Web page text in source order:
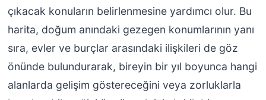
çıkacak konuların belirlenmesine yardımcı olur. Bu
harita, doğum anındaki gezegen konumlarının yanı
sıra, evler ve burçlar arasındaki ilişkileri de göz
önünde bulundurarak, bireyin bir yıl boyunca hangi
alanlarda gelişim göstereceğini veya zorluklarla